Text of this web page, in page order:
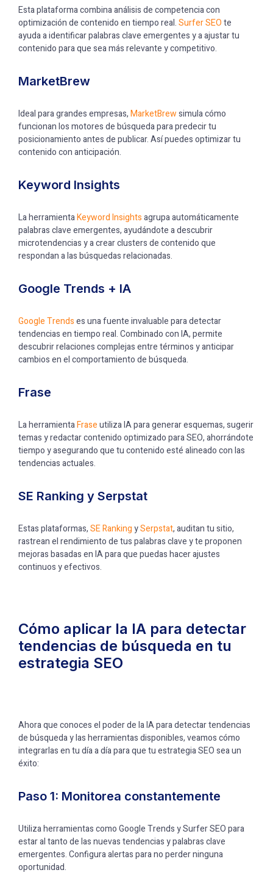
Esta plataforma combina análisis de competencia con
optimización de contenido en tiempo real.Surfer SEOte
ayuda a identificar palabras clave emergentes y a ajustar tu
contenido para que sea más relevante y competitivo.
MarketBrew
Ideal para grandes empresas,MarketBrewsimula cómo
funcionan los motores de búsqueda para predecir tu
posicionamiento antes de publicar. Así puedes optimizar tu
contenido con anticipación.
Keyword Insights
La herramientaKeyword Insightsagrupa automáticamente
palabras clave emergentes, ayudándote a descubrir
microtendencias y a crear clusters de contenido que
respondan a las búsquedas relacionadas.
Google Trends + IA
Google Trendses una fuente invaluable para detectar
tendencias en tiempo real. Combinado con IA, permite
descubrir relaciones complejas entre términos y anticipar
cambios en el comportamiento de búsqueda.
Frase
La herramientaFraseutiliza IA para generar esquemas, sugerir
temas y redactar contenido optimizado para SEO, ahorrándote
tiempo y asegurando que tu contenido esté alineado con las
tendencias actuales.
SE Ranking y Serpstat
Estas plataformas,SE RankingySerpstat, auditan tu sitio,
rastrean el rendimiento de tus palabras clave y te proponen
mejoras basadas en IA para que puedas hacer ajustes
continuos y efectivos.
Cómo aplicar la IA para detectar
tendencias de búsqueda en tu
estrategia SEO
Ahora que conoces el poder de la IA para detectar tendencias
de búsqueda y las herramientas disponibles, veamos cómo
integrarlas en tu día a día para que tu estrategia SEO sea un
éxito:
Paso 1: Monitorea constantemente
Utiliza herramientas como Google Trends y Surfer SEO para
estar al tanto de las nuevas tendencias y palabras clave
emergentes. Configura alertas para no perder ninguna
oportunidad.